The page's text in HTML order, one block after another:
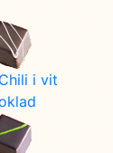
i vit